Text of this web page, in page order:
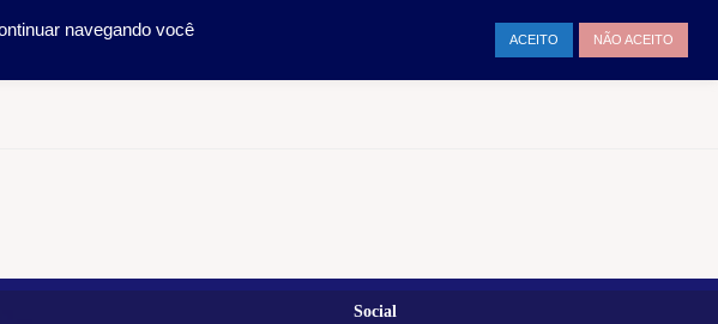
CIENTÍFICO TRATAMENTO
Social
navegando você
ACEITO NÃO ACEITO